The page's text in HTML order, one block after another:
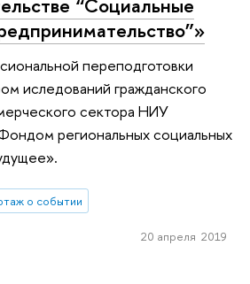
переподготовки
иследований гражданского
сектора НИУ
региональных социальных
о событии
20 апреля 2019